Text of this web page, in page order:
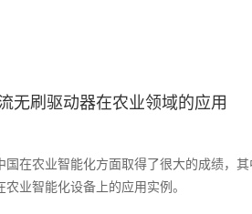
无刷驱动器在农业领域的应用
在农业智能化方面取得了很大的成绩，
业智能化设备上的应用实例。